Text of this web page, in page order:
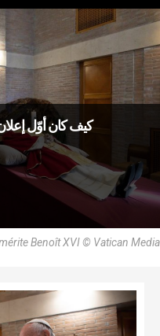
كيف كان أوّل
Benoît XVI © Vatican Media